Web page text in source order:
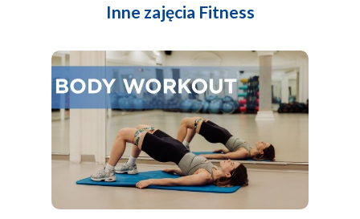
Inne zajęcia Fitness